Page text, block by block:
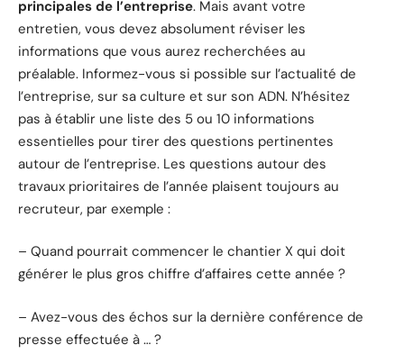
principales de l’entreprise. Mais avant votre
entretien, vous devez absolument réviser les
informations que vous aurez recherchées au
préalable. Informez-vous si possible sur l’actualité de
l’entreprise, sur sa culture et sur son ADN. N’hésitez
pas à établir une liste des 5 ou 10 informations
essentielles pour tirer des questions pertinentes
autour de l’entreprise. Les questions autour des
travaux prioritaires de l’année plaisent toujours au
recruteur, par exemple :
– Quand pourrait commencer le chantier X qui doit
générer le plus gros chiffre d’affaires cette année ?
– Avez-vous des échos sur la dernière conférence de
presse effectuée à … ?